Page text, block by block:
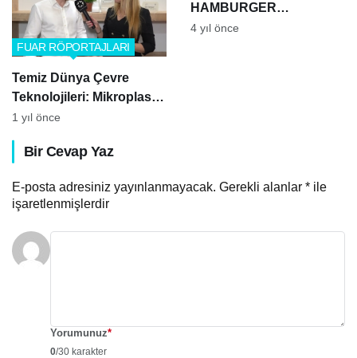
Temiz Dünya Çevre
Teknolojileri: Mikroplastik
Üretmeyen Yeni Nesil
Türkiye’de
FUAR RÖPORTAJLARI
1 yıl önce
HAMBURGER
RECYLING
4 yıl önce
Bir Cevap Yaz
E-posta adresiniz yayınlanmayacak. Gerekli alanlar * ile
işaretlenmişlerdir
Yorumunuz*
0/30 karakter